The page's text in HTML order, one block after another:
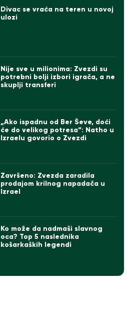
Divac se vraća na teren u novoj
ulozi
Nije sve u milionima: Zvezdi su
potrebni bolji izbori igrača, a ne
skuplji transferi
„Ako ispadnu od Ber Ševe, doći
će do velikog potresa“: Natho u
Izraelu govorio o Zvezdi
Završeno: Zvezda zaradila
prodajom krilnog napadača u
Izrael
Ko može da nadmaši slavnog
oca? Top 5 naslednika
košarkaških legendi